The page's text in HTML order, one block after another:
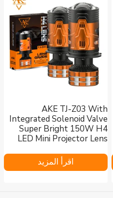
AKE TJ-Z03 With
Integrated Solenoid Valve
Super Bright 150W H4
LED Mini Projector Lens
اقرأ المزيد